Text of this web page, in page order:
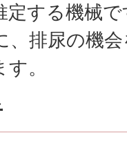
定する機械
、排尿の機
。